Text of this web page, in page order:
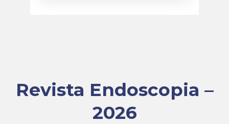
Revista Endoscopia –
2026